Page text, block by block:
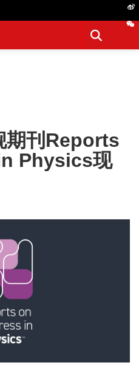
期刊Reports
Physics现